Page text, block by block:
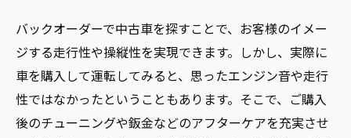
バックオーダーで中古車を探すことで、お客様のイメー
ジする走行性や操縦性を実現できます。しかし、実際に
車を購入して運転してみると、思ったエンジン音や走行
性ではなかったということもあります。そこで、ご購入
後のチューニングや鈑金などのアフターケアを充実させ